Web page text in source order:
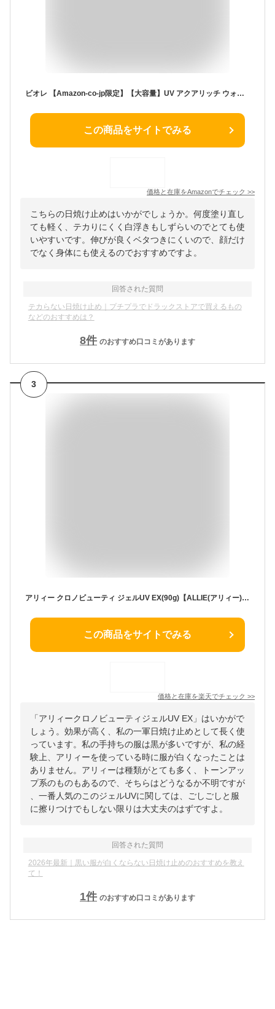
ビオレ 【Amazon-co-jp限定】【大容量】UV アクアリッチ ウォータリーエッセンス 110g (通常品の1.6倍) 日焼け止め SPF50+/PA++++
この商品をサイトでみる
価格と在庫をAmazonでチェック >>
こちらの日焼け止めはいかがでしょうか。何度塗り直し
ても軽く、テカりにくく白浮きもしずらいのでとても使
いやすいです。伸びが良くベタつきにくいので、顔だけ
でなく身体にも使えるのでおすすめですよ。
回答された質問
テカらない日焼け止め｜プチプラでドラックストアで買えるもの
などのおすすめは？
8件 のおすすめ口コミがあります
3
アリィー クロノビューティ ジェルUV EX(90g)【ALLIE(アリィー)】[アリー アリィー 日焼け止め 予防 UV SPF 紫外線]
この商品をサイトでみる
価格と在庫を楽天でチェック >>
「アリィークロノビューティジェルUV EX」はいかがで
しょう。効果が高く、私の一軍日焼け止めとして長く使
っています。私の手持ちの服は黒が多いですが、私の経
験上、アリィーを使っている時に服が白くなったことは
ありません。アリィーは種類がとても多く、トーンアッ
プ系のものもあるので、そちらはどうなるか不明ですが
、一番人気のこのジェルUVに関しては、ごしごしと服
に擦りつけでもしない限りは大丈夫のはずですよ。
回答された質問
2026年最新｜黒い服が白くならない日焼け止めのおすすめを教え
て！
1件 のおすすめ口コミがあります